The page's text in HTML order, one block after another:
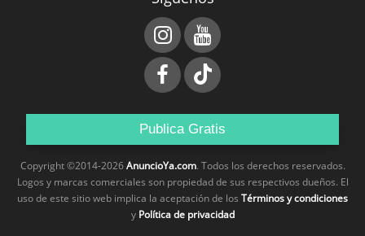
Publica Gratis
Copyright ©2014-2026AnuncioYa.com. Todos los derechos reservados.
Logos y marcas comerciales son propiedad de sus respectivos dueños. El
uso de este sitio web implica la aceptación de los Términos y condiciones
y Política de privacidad